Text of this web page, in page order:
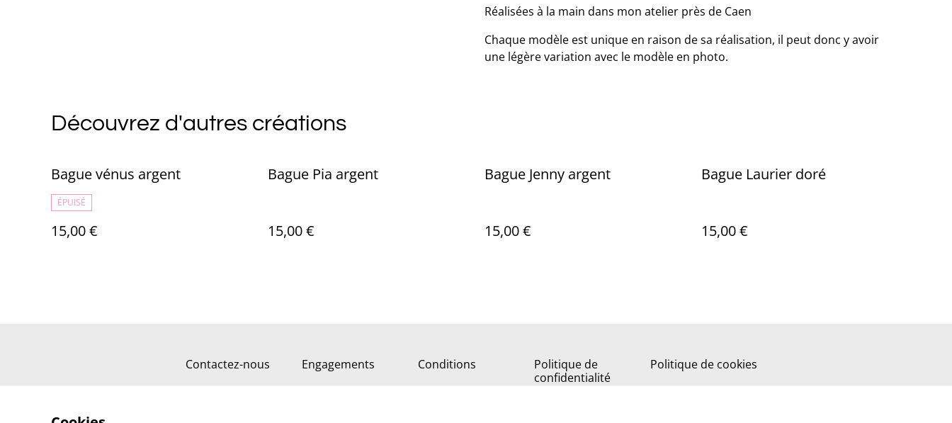
Réalisées à la main dans mon atelier près de Caen
Chaque modèle est unique en raison de sa réalisation, il peut donc y avoir
une légère variation avec le modèle en photo.
Découvrez d'autres créations
Bague vénus argent
ÉPUISÉ
15,00 €
Bague Pia argent
15,00 €
Bague Jenny argent
15,00 €
Bague Laurier doré
15,00 €
Contactez-nous Engagements Conditions
Politique de
confidentialité
Politique de cookies